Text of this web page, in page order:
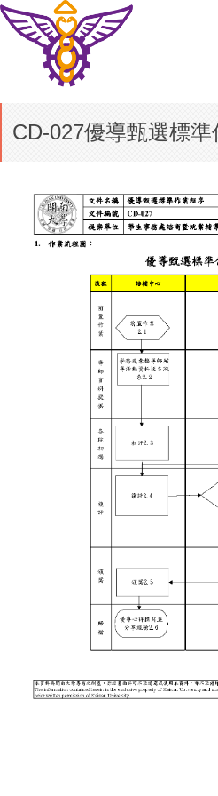
CD-027優導甄選標準